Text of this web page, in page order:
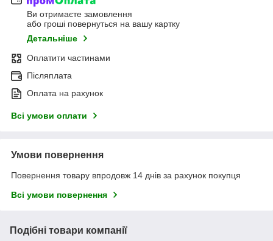
Ви отримаєте замовлення
або гроші повернуться на вашу картку
Детальніше
Оплатити частинами
Післяплата
Оплата на рахунок
Всі умови оплати
Умови повернення
Повернення товару впродовж 14 днів за рахунок покупця
Всі умови повернення
Подібні товари компанії